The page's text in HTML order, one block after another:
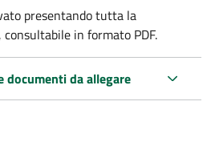
presentando tutta la
in formato PDF.
documenti da allegare